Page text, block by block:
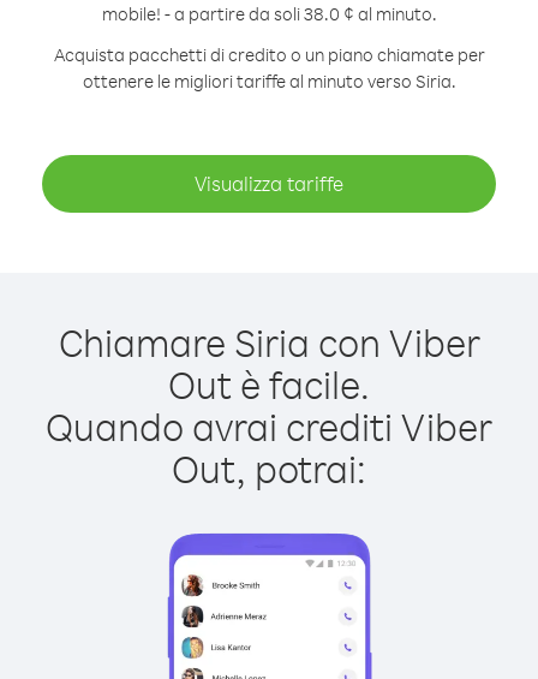
mobile! - a partire da soli 38.0 ¢ al minuto.
Acquista pacchetti di credito o un piano chiamate per
ottenere le migliori tariffe al minuto verso Siria.
Visualizza tariffe
Chiamare Siria con Viber
Out è facile.
Quando avrai crediti Viber
Out, potrai: